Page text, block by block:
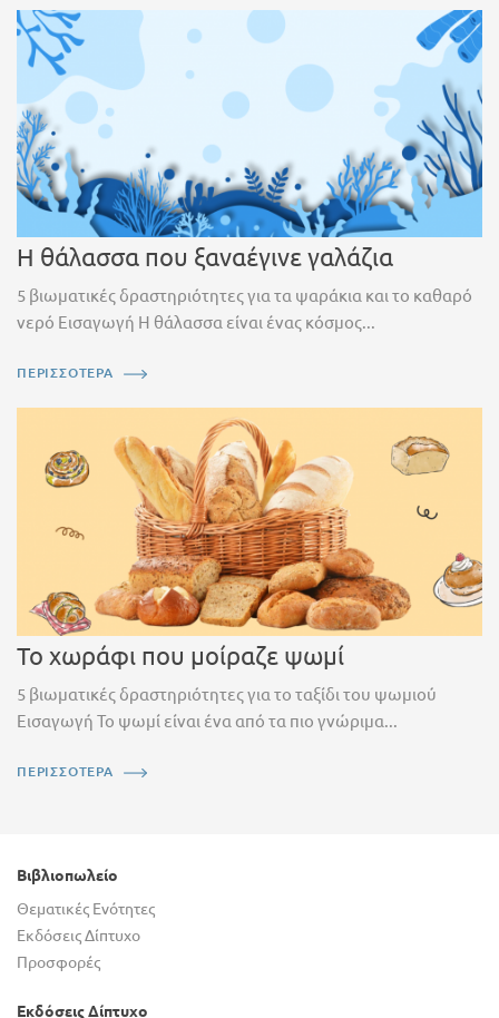
Η θάλασσα που ξαναέγινε γαλάζια
5 βιωματικές δραστηριότητες για τα ψαράκια και το καθαρό
νερό Εισαγωγή Η θάλασσα είναι ένας κόσμος...
ΠΕΡΙΣΣΟΤΕΡΑ
Το χωράφι που μοίραζε ψωμί
5 βιωματικές δραστηριότητες για το ταξίδι του ψωμιού
Εισαγωγή Το ψωμί είναι ένα από τα πιο γνώριμα...
ΠΕΡΙΣΣΟΤΕΡΑ
Βιβλιοπωλείο
Θεματικές Ενότητες
Εκδόσεις Δίπτυχο
Προσφορές
Εκδόσεις Δίπτυχο